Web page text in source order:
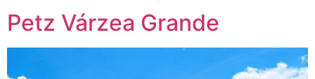
Petz Várzea Grande